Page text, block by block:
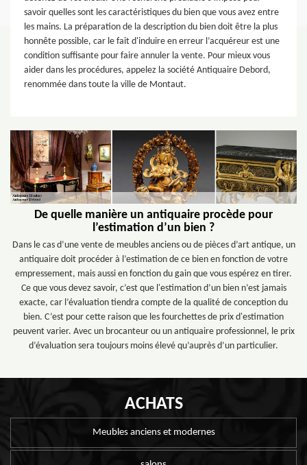
savoir quelles sont les caractéristiques du bien que vous avez entre
les mains. La préparation de la description du bien doit être la plus
honnête possible, car le fait d'induire en erreur l’acquéreur est une
condition suffisante pour faire annuler la vente. Pour mieux vous
aider dans les procédures, appelez la société Antiquaire Debord,
renommée dans toute la ville de Montaut.
De quelle manière un antiquaire procède pour
l’estimation d’un bien ?
Dans le cas d’une vente de meubles anciens ou de pièces d’art antique, un
antiquaire doit procéder à l’estimation de ce bien en fonction de votre
empressement, mais aussi en fonction du gain que vous espérez en tirer.
Ce que vous devez savoir, c’est que l'estimation d’un bien n’est jamais
exacte, car l’évaluation tiendra compte de la qualité de conception du
bien. C’est pour cette raison que les fourchettes de prix d'estimation
peuvent varier. Avec un brocanteur ou un antiquaire professionnel, le prix
d’évaluation sera toujours moins élevé qu’auprès d’un particulier.
ACHATS
Meubles anciens et modernes